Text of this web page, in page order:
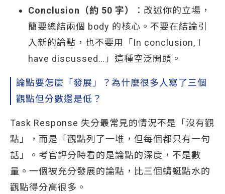
Conclusion（約 50 字）
：改述你的立場，
簡要總結兩個 body 的核心。不要在結論引
入新的論點，也不要用「In conclusion, I
have discussed…」這種空泛開頭。
論點要怎麼「發展」？為什麼很多人寫了三個
觀點但分數還是低？
Task Response 失分最常見的情況不是「沒有觀
點」，而是「觀點列了一堆，但每個都只有一句
話」。考官評分時看的是論點的深度，不是數
量。一個被充分發展的論點，比三個蜻蜓點水的
觀點得分高很多。